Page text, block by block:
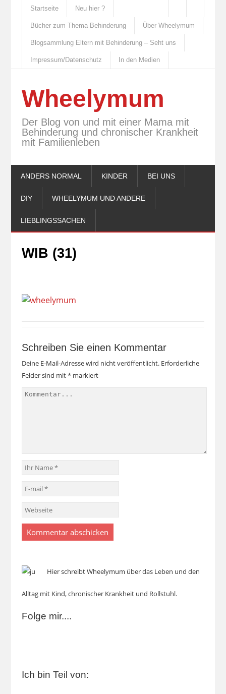
Startseite Neu hier ?
Bücher zum Thema Behinderung Über Wheelymum
Blogsammlung Eltern mit Behinderung – Seht uns
Impressum/Datenschutz In den Medien
Wheelymum
Der Blog von und mit einer Mama mit
Behinderung und chronischer Krankheit
mit Familienleben
ANDERS NORMAL KINDER BEI UNS
DIY WHEELYMUM UND ANDERE
LIEBLINGSSACHEN
WIB (31)
Schreiben Sie einen Kommentar
Deine E-Mail-Adresse wird nicht veröffentlicht. Erforderliche
Felder sind mit*markiert
Hier schreibt Wheelymum über das Leben und den
Alltag mit Kind, chronischer Krankheit und Rollstuhl.
Folge mir....
Ich bin Teil von: